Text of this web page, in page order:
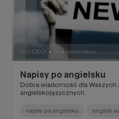
15.04.2021 ● Brak komentarzy
Napisy po angielsku
Dobra wiadomość dla Waszych
angielskojęzycznych.
napisy po angielsku english